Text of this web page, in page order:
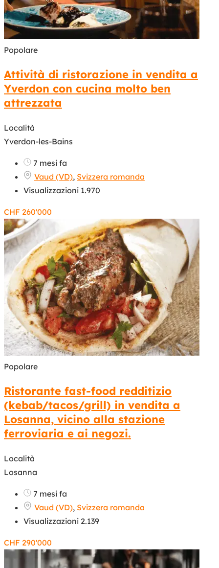
Popolare
Attività di ristorazione in vendita a
Yverdon con cucina molto ben
attrezzata
Località
Yverdon-les-Bains
7 mesi fa
Vaud (VD), Svizzera romanda
Visualizzazioni 1.970
CHF 260'000
Popolare
Ristorante fast-food redditizio
(kebab/tacos/grill) in vendita a
Losanna, vicino alla stazione
ferroviaria e ai negozi.
Località
Losanna
7 mesi fa
Vaud (VD), Svizzera romanda
Visualizzazioni 2.139
CHF 290'000